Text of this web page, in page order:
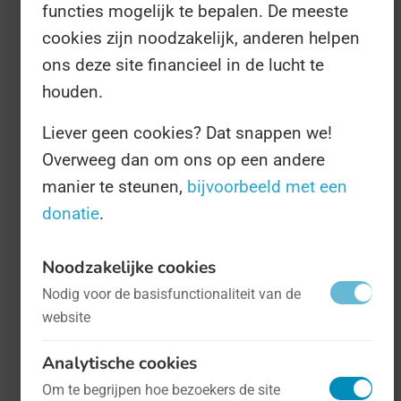
achter het huis te hebben; ook met een
simpel balkon, een bloembol en wat
potgrond kunt u al in uw adams- of
evakostuum aan de Dag meedoen.
Ook maakt het niet uit of u wat pondjes
teveel hebt of juist een afgetrainde adonis
bent. De Dag is voor iedereen bedoeld, zodat
u zich comfortabel in uw lijf voelt. Ook is
naakt tuinieren een activiteit voor het hele
gezin, als we de organisatoren moeten
functies mogelijk te bepalen. De meeste
cookies zijn noodzakelijk, anderen helpen
ons deze site financieel in de lucht te
houden.
Liever geen cookies? Dat snappen we!
Overweeg dan om ons op een andere
manier te steunen, bijvoorbeeld met een
donatie.
Noodzakelijke cookies
Nodig voor de basisfunctionaliteit van de
website
Analytische cookies
Om te begrijpen hoe bezoekers de site